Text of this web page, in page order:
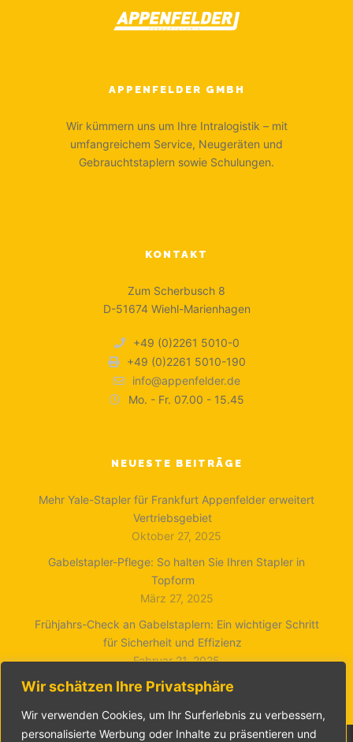
Wir schätzen Ihre Privatsphäre
Wir verwenden Cookies, um Ihr Surferlebnis zu verbessern,
personalisierte Werbung oder Inhalte zu präsentieren und
APPENFELDER GMBH
Wir kümmern uns um Ihre Intralogistik – mit
umfangreichem Service, Neugeräten und
Gebrauchtstaplern sowie Schulungen.
KONTAKT
Zum Scherbusch 8
D-51674 Wiehl-Marienhagen
+49 (0)2261 5010-0
+49 (0)2261 5010-190
info@appenfelder.de
Mo. - Fr. 07.00 - 15.45
NEUESTE BEITRÄGE
Mehr Yale-Stapler für Frankfurt Appenfelder erweitert
Vertriebsgebiet
Oktober 27, 2025
Gabelstapler-Pflege: So halten Sie Ihren Stapler in
Topform
März 27, 2025
Frühjahrs-Check an Gabelstaplern: Ein wichtiger Schritt
für Sicherheit und Effizienz
Februar 21, 2025